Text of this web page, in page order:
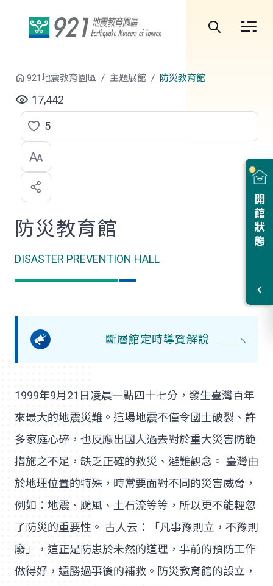
尋
開館狀態
921地震教育園區 主題展館 防災教育館
17,442
點
選
喜
歡
5
防災教育館
DISASTER PREVENTION HALL
斷層館定時導覽解說
1999年9月21日凌晨一點四十七分，發生臺灣百年
來最大的地震災難。這場地震不僅令國土破裂、許
多家庭心碎，也反應出國人過去對於重大災害防範
措施之不足，缺乏正確的救災、避難觀念。 臺灣由
於地理位置的特殊，時常要面對不同的災害威脅，
例如：地震、颱風、土石流等等，所以更不能輕忽
了防災的重要性。 古人云：「凡事豫則立，不豫則
廢」，這正是防患於未然的道理，事前的預防工作
做得好，遠勝過事後的補救。防災教育館的設立，